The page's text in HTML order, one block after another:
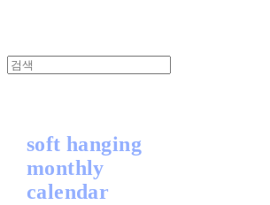
soft hanging
monthly
calendar